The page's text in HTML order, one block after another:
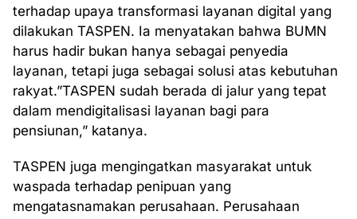
terhadap upaya transformasi layanan digital yang
dilakukan TASPEN. Ia menyatakan bahwa BUMN
harus hadir bukan hanya sebagai penyedia
layanan, tetapi juga sebagai solusi atas kebutuhan
rakyat.”TASPEN sudah berada di jalur yang tepat
dalam mendigitalisasi layanan bagi para
pensiunan,” katanya.
TASPEN juga mengingatkan masyarakat untuk
waspada terhadap penipuan yang
mengatasnamakan perusahaan. Perusahaan